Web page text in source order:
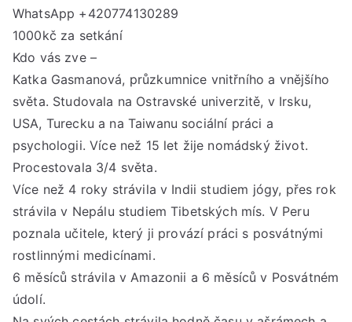
WhatsApp +420774130289
1000kč za setkání
Kdo vás zve –
Katka Gasmanová, průzkumnice vnitřního a vnějšího
světa. Studovala na Ostravské univerzitě, v Irsku,
USA, Turecku a na Taiwanu sociální práci a
psychologii. Více než 15 let žije nomádský život.
Procestovala 3/4 světa.
Více než 4 roky strávila v Indii studiem jógy, přes rok
strávila v Nepálu studiem Tibetských mís. V Peru
poznala učitele, který ji provází práci s posvátnými
rostlinnými medicínami.
6 měsíců strávila v Amazonii a 6 měsíců v Posvátném
údolí.